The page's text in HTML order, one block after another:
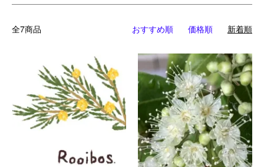
全7商品 おすすめ順 価格順 新着順